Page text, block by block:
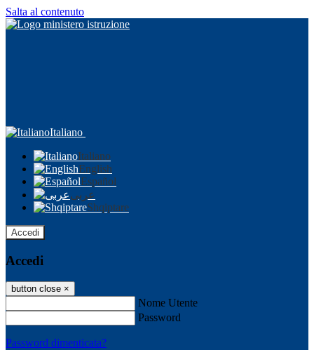
Salta al contenuto
Italiano
Italiano
English
Español
عربى
Shqiptare
Accedi
Accedi
button close ×
Nome Utente
Password
Password dimenticata?